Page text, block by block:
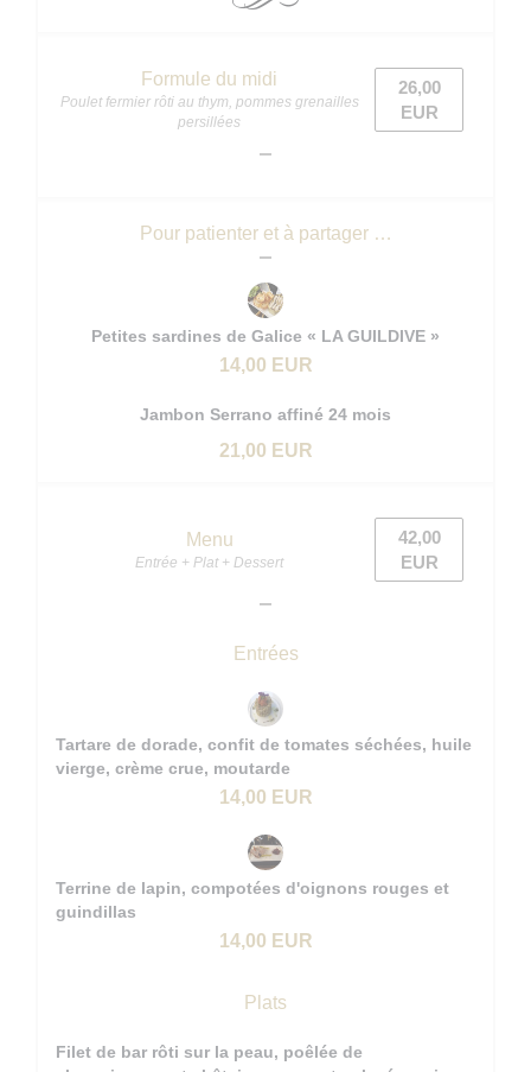
Formule du midi
Poulet fermier rôti au thym, pommes grenailles
persillées
26,00
EUR
Pour patienter et à partager …
Petites sardines de Galice « LA GUILDIVE »
14,00 EUR
Jambon Serrano affiné 24 mois
21,00 EUR
Menu
Entrée + Plat + Dessert
42,00
EUR
Entrées
Tartare de dorade, confit de tomates séchées, huile
vierge, crème crue, moutarde
14,00 EUR
Terrine de lapin, compotées d'oignons rouges et
guindillas
14,00 EUR
Plats
Filet de bar rôti sur la peau, poêlée de